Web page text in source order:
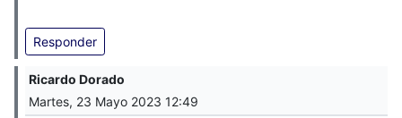
Responder
Ricardo Dorado
Martes, 23 Mayo 2023 12:49